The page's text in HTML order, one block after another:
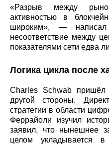
«Разрыв между
активностью в
широким», —
несоответствие между
показателями сети едва
Логика цикла после
Charles Schwab
другой стороны.
стратегии в области
Феррайоли изучил
заявил, что нынешнее
целом укладывается в